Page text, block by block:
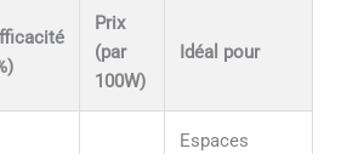
Prix
(par
100W)
Idéal pour
Espaces